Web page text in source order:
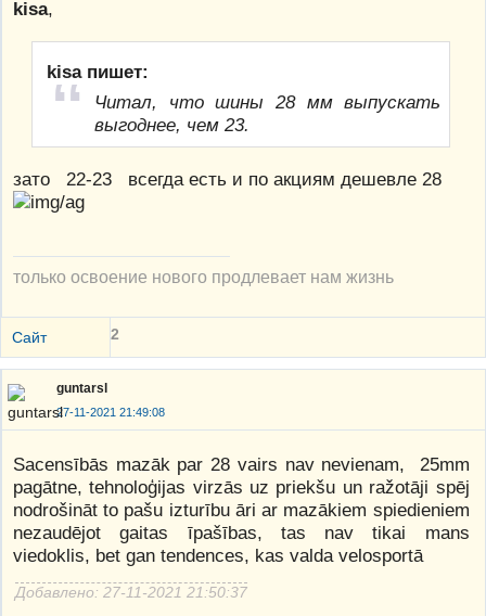
kisa,
kisa пишет:
Читал, что шины 28 мм выпускать
выгоднее, чем 23.
зато 22-23 всегда есть и по акциям дешевле 28
только освоение нового продлевает нам жизнь
Сайт 2
guntarsl
27-11-2021 21:49:08
Sacensībās mazāk par 28 vairs nav nevienam, 25mm
pagātne, tehnoloģijas virzās uz priekšu un ražotāji spēj
nodrošināt to pašu izturību āri ar mazākiem spiedieniem
nezaudējot gaitas īpašības, tas nav tikai mans
viedoklis, bet gan tendences, kas valda velosportā
Добавлено: 27-11-2021 21:50:37